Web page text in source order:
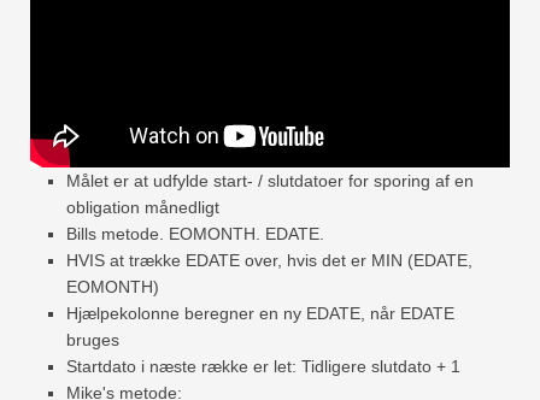
Målet er at udfylde start- / slutdatoer for sporing af en
obligation månedligt
Bills metode. EOMONTH. EDATE.
HVIS at trække EDATE over, hvis det er MIN (EDATE,
EOMONTH)
Hjælpekolonne beregner en ny EDATE, når EDATE
bruges
Startdato i næste række er let: Tidligere slutdato + 1
Mike's metode: